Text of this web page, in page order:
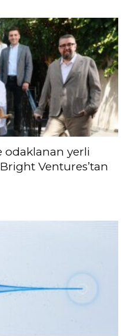
odaklanan yerli
Ventures’tan